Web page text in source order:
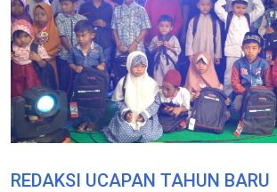
REDAKSI UCAPAN TAHUN BARU